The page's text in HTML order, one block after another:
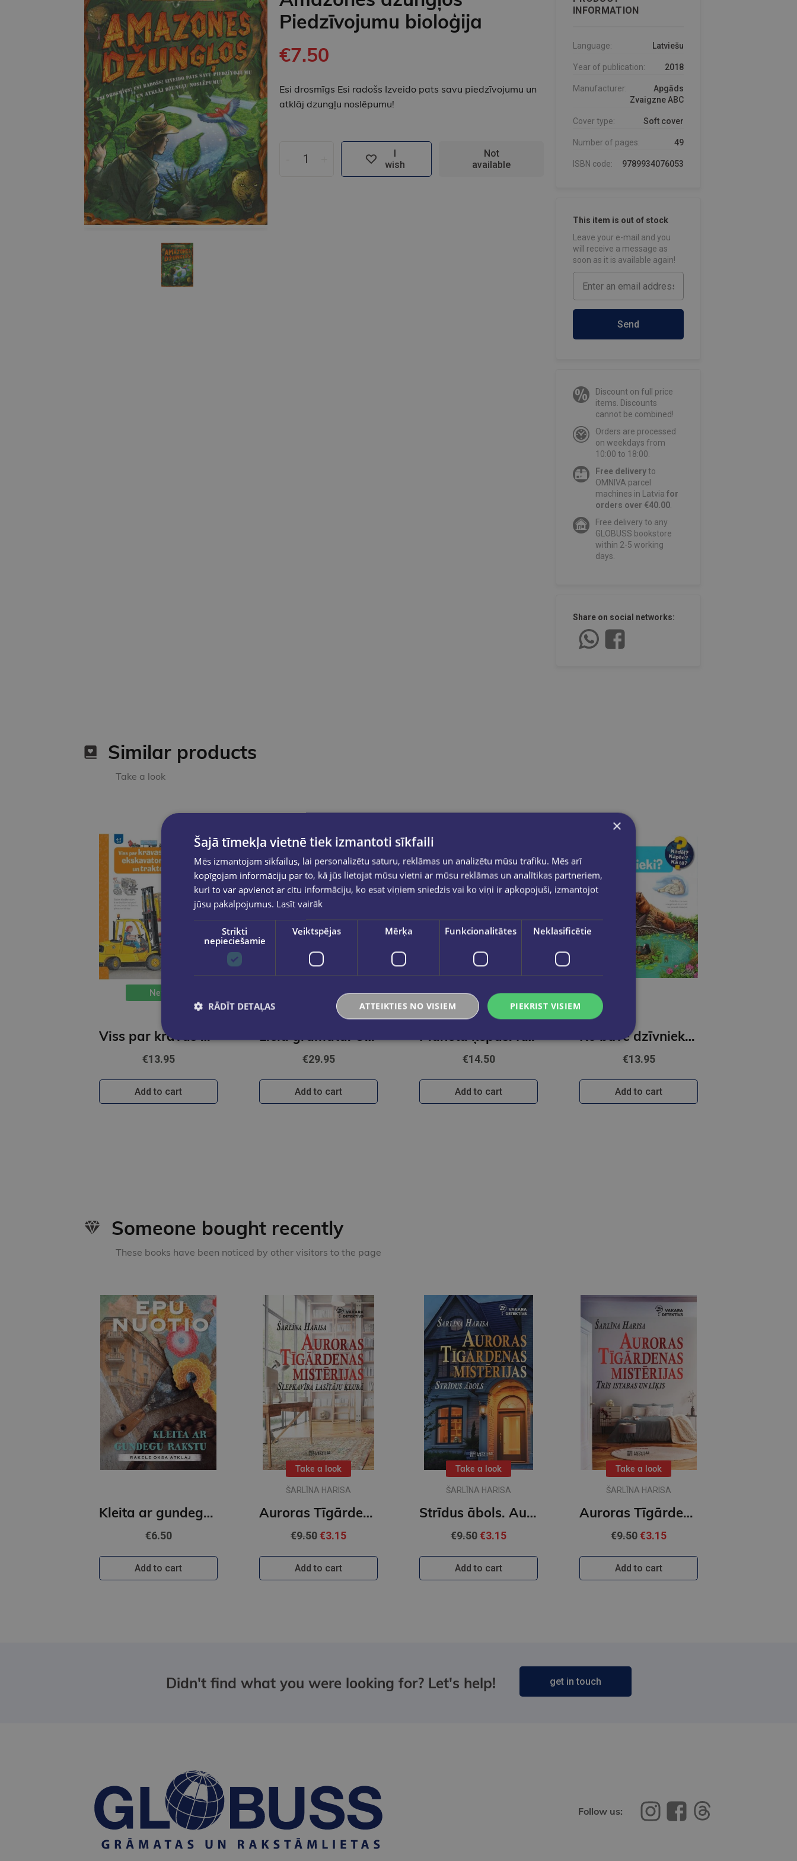
Piedzīvojumu bioloģija
€7.50
Esi drosmīgs Esi radošs Izveido pats savu piedzīvojumu un
atklāj dzungļu noslēpumu!
wish
Not
available
INFORMATION
Language: Latviešu
Year of publication: 2018
Manufacturer:
Apgāds
Zvaigzne ABC
Cover type: Soft cover
Number of pages: 49
ISBN code: 9789934076053
This item is out of stock
Leave your e-mail and you
will receive a message as
soon as it is available again!
Send
Discount on full price
items. Discounts
cannot be combined!
Orders are processed
on weekdays from
10:00 to 18:00.
Free deliveryto
OMNIVA parcel
machines in Latvia for
orders over €40.00.
Free delivery to any
GLOBUSS bookstore
within 2-5 working
days.
Share on social networks:
Similar products
Take a look
New
Viss par kravas auto, ekskavatoriem un traktoriem. Kādēļ? Kāpēc? Kā tā?
€13.95
Add to cart
Lielā grāmata. Olimpiskās spēles
€29.95
Add to cart
OLEKSIJS KOVALENKO
Planēta ķepās. Kā dzīvās radības sargā vidi
€14.50
Add to cart
Ko būvē dzīvnieki. Kādēļ? Kāpēc? kā tā?
€13.95
Add to cart
Someone bought recently
These books have been noticed by other visitors to the page
Kleita ar gundegu rakstu
€6.50
Add to cart
Take a look
ŠARLĪNA HARISA
Auroras Tīgārdenas mistērijas. Slepkavība lasītāju klubā. Vakara detektīvs
€9.50€3.15
Add to cart
Take a look
ŠARLĪNA HARISA
Strīdus ābols. Auroras Tīgārdenas mistērijas
€9.50€3.15
Add to cart
Take a look
ŠARLĪNA HARISA
Auroras Tīgārdenas mistērijas. Trīs istabas un līķis
€9.50€3.15
Add to cart
Didn't find what you were looking for? Let's help! get in touch
Follow us:
×
Šajā tīmekļa vietnē tiek izmantoti sīkfaili
Mēs izmantojam sīkfailus, lai personalizētu saturu, reklāmas un analizētu mūsu trafiku. Mēs arī
kopīgojam informāciju par to, kā jūs lietojat mūsu vietni ar mūsu reklāmas un analītikas partneriem,
kuri to var apvienot ar citu informāciju, ko esat viņiem sniedzis vai ko viņi ir apkopojuši, izmantojot
jūsu pakalpojumus. Lasīt vairāk
Strikti
nepieciešamie
Veiktspējas Mērķa Funkcionalitātes Neklasificētie
PIEKRIST VISIEM
ATTEIKTIES NO VISIEM
RĀDĪT DETAĻAS